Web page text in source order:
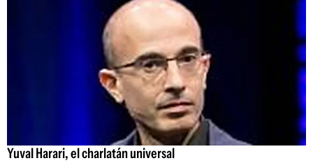
Yuval Harari, el charlatán universal